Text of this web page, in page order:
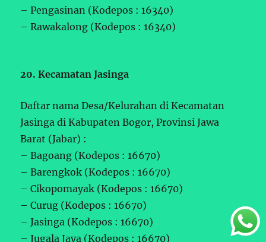
– Pengasinan (Kodepos : 16340)
– Rawakalong (Kodepos : 16340)
20. Kecamatan Jasinga
Daftar nama Desa/Kelurahan di Kecamatan
Jasinga di Kabupaten Bogor, Provinsi Jawa
Barat (Jabar) :
– Bagoang (Kodepos : 16670)
– Barengkok (Kodepos : 16670)
– Cikopomayak (Kodepos : 16670)
– Curug (Kodepos : 16670)
– Jasinga (Kodepos : 16670)
– Jugala Jaya (Kodepos : 16670)